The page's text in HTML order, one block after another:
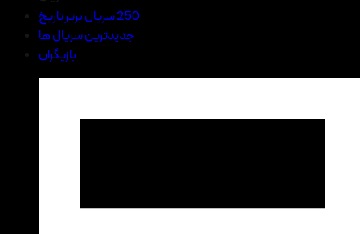
250 سریال برتر تاریخ
جدیدترین سریال ها
بازیگران